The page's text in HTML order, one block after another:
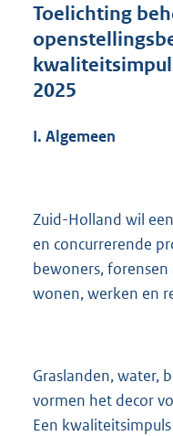
Toelichting
2025
I. Algemeen
Zuid-Holland wil
en concurrerende
bewoners,
wonen, werken en
Graslanden, water,
vormen het decor
Een